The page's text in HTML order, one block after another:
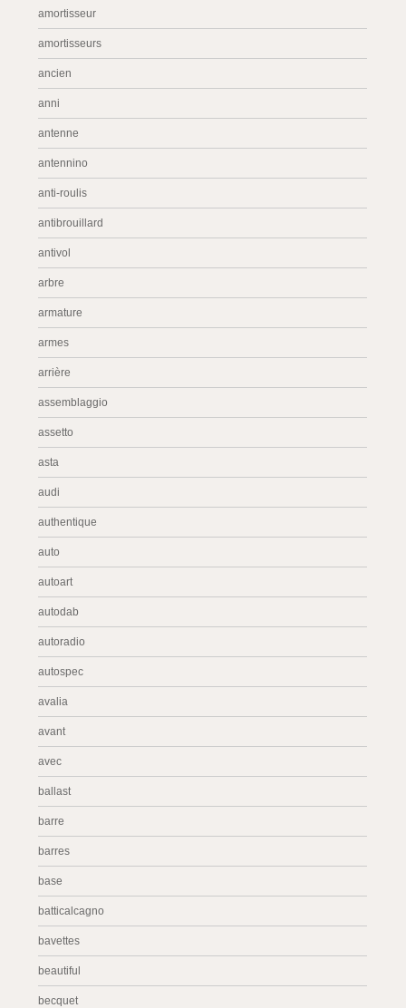
amortisseur
amortisseurs
ancien
anni
antenne
antennino
anti-roulis
antibrouillard
antivol
arbre
armature
armes
arrière
assemblaggio
assetto
asta
audi
authentique
auto
autoart
autodab
autoradio
autospec
avalia
avant
avec
ballast
barre
barres
base
batticalcagno
bavettes
beautiful
becquet